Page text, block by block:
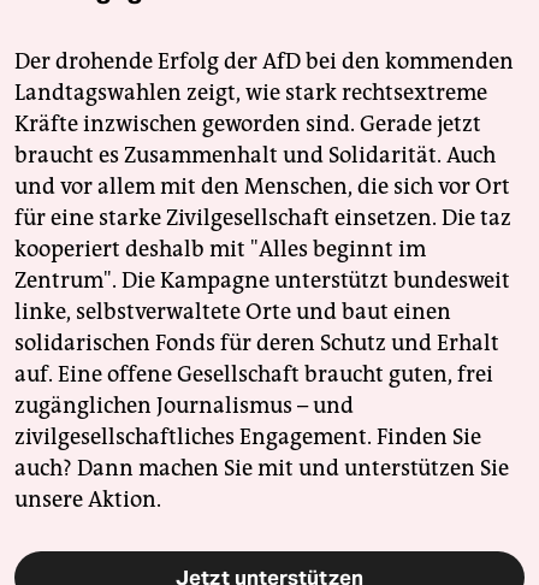
Der drohende Erfolg der AfD bei den kommenden
Landtagswahlen zeigt, wie stark rechtsextreme
Kräfte inzwischen geworden sind. Gerade jetzt
braucht es Zusammenhalt und Solidarität. Auch
und vor allem mit den Menschen, die sich vor Ort
für eine starke Zivilgesellschaft einsetzen. Die taz
kooperiert deshalb mit "Alles beginnt im
Zentrum". Die Kampagne unterstützt bundesweit
linke, selbstverwaltete Orte und baut einen
solidarischen Fonds für deren Schutz und Erhalt
auf. Eine offene Gesellschaft braucht guten, frei
zugänglichen Journalismus – und
zivilgesellschaftliches Engagement. Finden Sie
auch? Dann machen Sie mit und unterstützen Sie
unsere Aktion.
Jetzt unterstützen